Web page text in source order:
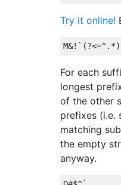
Try it online!
For each
longest
of the other
prefixes (i.e.
matching
the empty
anyway.